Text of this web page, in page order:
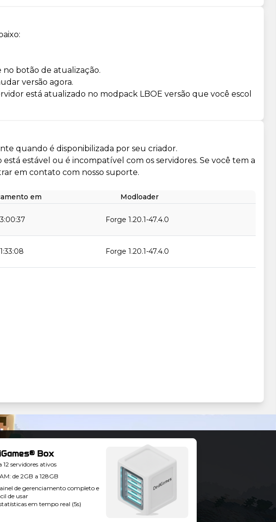
botão de atualização.
versão agora.
está atualizado no modpack LBOE versão que você escol
quando é disponibilizada por seu criador.
estável ou é incompatível com os servidores. Se você tem a
em contato com nosso suporte.
em Modloader
Forge 1.20.1-47.4.0
Forge 1.20.1-47.4.0
Box
12 servidores ativos
de 2GB a 128GB
de gerenciamento completo e
de usar
em tempo real (5s)